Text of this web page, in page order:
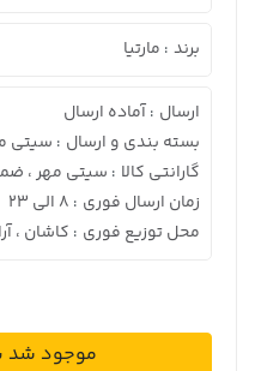
برند : مارتیا
ارسال : آماده ارسال
بسته بندی و ارسال : سیتی
گارانتی کالا : سیتی مهر ،
زمان ارسال فوری : 8 الی 23
محل توزیع فوری : کاشان ،
موجود شد